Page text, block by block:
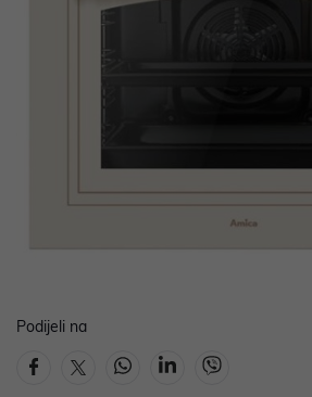
Podijeli na